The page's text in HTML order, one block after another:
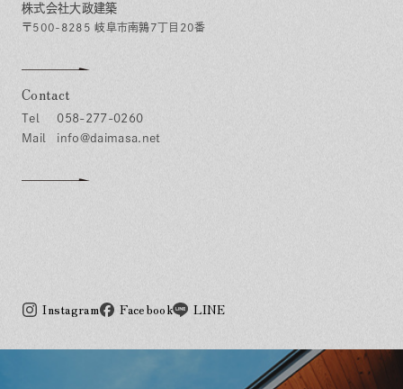
株式会社大政建築
〒500-8285 岐阜市南鶉7丁目20番
Contact
058-277-0260
info@daimasa.net
Instagram Facebook LINE